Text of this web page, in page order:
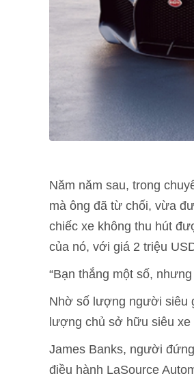
Năm năm sau, trong
mà ông đã từ chối, vừa
chiếc xe không thu hút
của nó, với giá 2 triệu
“Bạn thắng một số,
Nhờ số lượng người siêu
lượng chủ sở hữu siêu
James Banks, người
điều hành LaSource